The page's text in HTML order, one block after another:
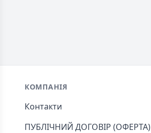
Footer
КОМПАНІЯ
Контакти
ПУБЛІЧНИЙ ДОГОВІР (ОФЕРТА)